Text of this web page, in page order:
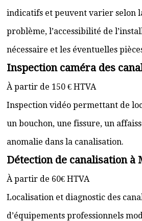
indicatifs et peuvent varier selon
problème, l’accessibilité de
nécessaire et les éventuelles
Inspection caméra des
À partir de 150 € HTVA
Inspection vidéo permettant de
un bouchon, une fissure, un
anomalie dans la canalisation.
Détection de canalisation à
À partir de 60€ HTVA
Localisation et diagnostic des
d’équipements professionnels